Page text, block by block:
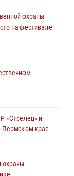
день в клубе
охраны
на фестивале
«Стрелец» и
Пермском крае
охраны